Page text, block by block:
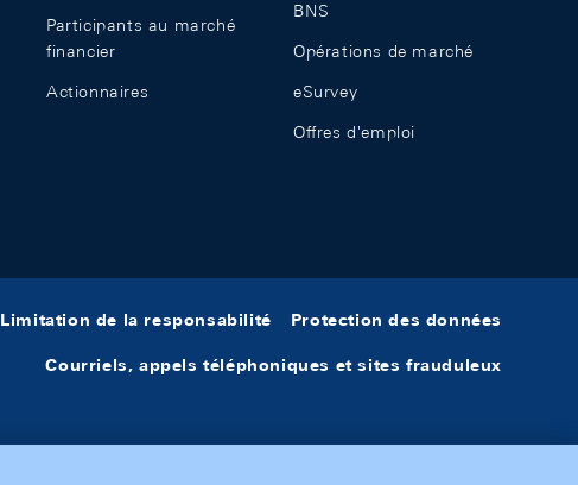
Participants au marché
financier
Actionnaires
BNS
Opérations de marché
eSurvey
Offres d'emploi
Limitation de la responsabilité Protection des données
Courriels, appels téléphoniques et sites frauduleux